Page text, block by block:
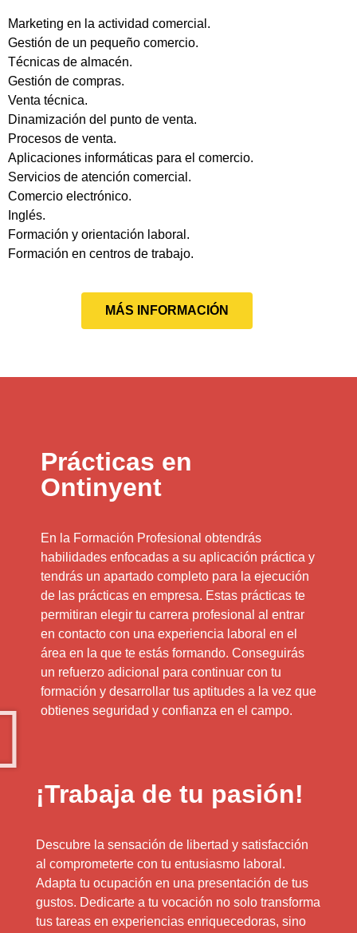
Marketing en la actividad comercial.
Gestión de un pequeño comercio.
Técnicas de almacén.
Gestión de compras.
Venta técnica.
Dinamización del punto de venta.
Procesos de venta.
Aplicaciones informáticas para el comercio.
Servicios de atención comercial.
Comercio electrónico.
Inglés.
Formación y orientación laboral.
Formación en centros de trabajo.
MÁS INFORMACIÓN
Prácticas en
Ontinyent
En la Formación Profesional obtendrás
habilidades enfocadas a su aplicación práctica y
tendrás un apartado completo para la ejecución
de las prácticas en empresa. Estas prácticas te
permitiran elegir tu carrera profesional al entrar
en contacto con una experiencia laboral en el
área en la que te estás formando. Conseguirás
un refuerzo adicional para continuar con tu
formación y desarrollar tus aptitudes a la vez que
obtienes seguridad y confianza en el campo.
¡Trabaja de tu pasión!
Descubre la sensación de libertad y satisfacción
al comprometerte con tu entusiasmo laboral.
Adapta tu ocupación en una presentación de tus
gustos. Dedicarte a tu vocación no solo transforma
tus tareas en experiencias enriquecedoras, sino